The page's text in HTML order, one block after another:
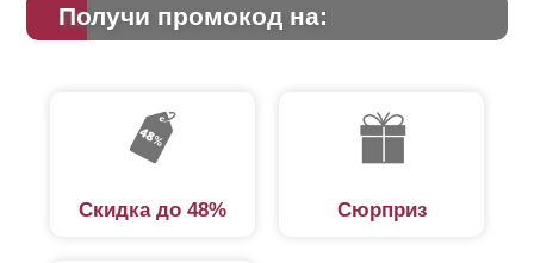
Получи промокод на:
Скидка до 48% Сюрприз